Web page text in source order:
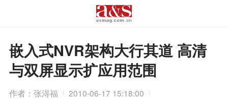
嵌入式NVR架构大行其道 高清
与双屏显示扩应用范围
作者：张淂福
2010-06-17 15:18:00